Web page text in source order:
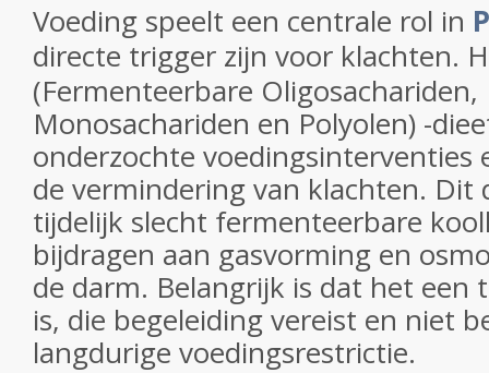
Voeding speelt een centrale rol in
directe trigger zijn voor klachten.
(Fermenteerbare Oligosachariden,
Monosachariden en Polyolen) -
onderzochte voedingsinterventies
de vermindering van klachten. Dit
tijdelijk slecht fermenteerbare
bijdragen aan gasvorming en
de darm. Belangrijk is dat het een
is, die begeleiding vereist en niet
langdurige voedingsrestrictie.